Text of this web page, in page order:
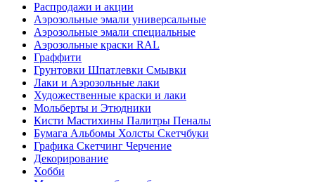
Распродажи и акции
Аэрозольные эмали универсальные
Аэрозольные эмали специальные
Аэрозольные краски RAL
Граффити
Грунтовки Шпатлевки Смывки
Лаки и Аэрозольные лаки
Художественные краски и лаки
Мольберты и Этюдники
Кисти Мастихины Палитры Пеналы
Бумага Альбомы Холсты Скетчбуки
Графика Скетчинг Черчение
Декорирование
Хобби